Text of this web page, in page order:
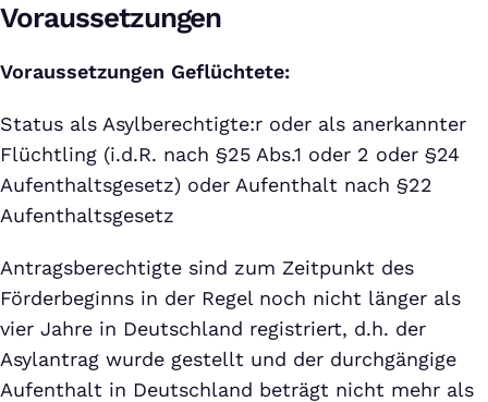
Voraussetzungen
Voraussetzungen Geflüchtete:
Status als Asylberechtigte:r oder als anerkannter
Flüchtling (i.d.R. nach §25 Abs.1 oder 2 oder §24
Aufenthaltsgesetz) oder Aufenthalt nach §22
Aufenthaltsgesetz
Antragsberechtigte sind zum Zeitpunkt des
Förderbeginns in der Regel noch nicht länger als
vier Jahre in Deutschland registriert, d.h. der
Asylantrag wurde gestellt und der durchgängige
Aufenthalt in Deutschland beträgt nicht mehr als